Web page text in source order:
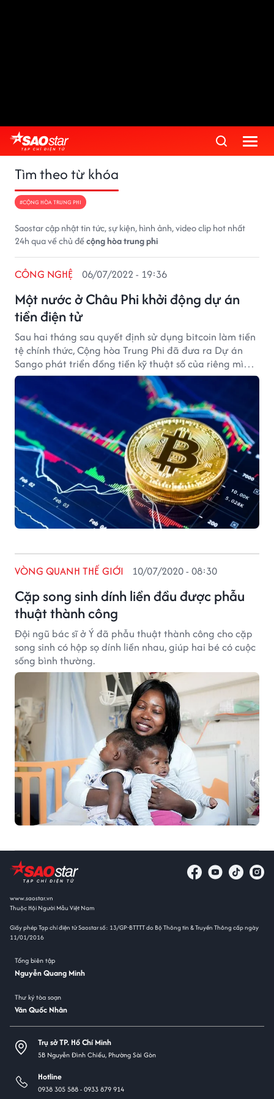
Tìm theo từ khóa
#CỘNG HÒA TRUNG PHI
Saostar cập nhật tin tức, sự kiện, hình ảnh, video clip hot nhất
24h qua về chủ đềcộng hòa trung phi
Một nước ở Châu Phi khởi động dự án
tiền điện tử
CÔNG NGHỆ 06/07/2022 - 19:36
Sau hai tháng sau quyết định sử dụng bitcoin làm tiền
tệ chính thức, Cộng hòa Trung Phi đã đưa ra Dự án
Sango phát triển đồng tiền kỹ thuật số của riêng mình
bất chấp việc nhiều nền tảng tiền mã hoá đang phải
đối mặt với nguy cơ phá sản.
Cặp song sinh dính liền đầu được phẫu
thuật thành công
VÒNG QUANH THẾ GIỚI 10/07/2020 - 08:30
Đội ngũ bác sĩ ở Ý đã phẫu thuật thành công cho cặp
song sinh có hộp sọ dính liền nhau, giúp hai bé có cuộc
sống bình thường.
www.saostar.vn
Thuộc Hội Người Mẫu Việt Nam
Giấy phép Tạp chí điện tử Saostar số: 13/GP-BTTTT do Bộ Thông tin & Truyền Thông cấp ngày
11/01/2016
Tổng biên tập
Nguyễn Quang Minh
Thư ký tòa soạn
Văn Quốc Nhân
Trụ sở TP. Hồ Chí Minh
5B Nguyễn Đình Chiểu, Phường Sài Gòn
Hotline
0938 305 588 -0933 879 914